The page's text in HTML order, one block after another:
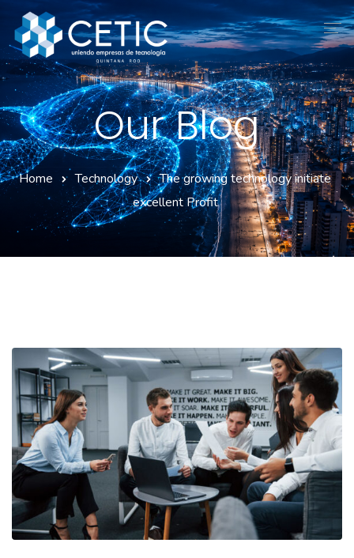
Inicio
Nosotros
Servicios
Afiliados
Convenciones
Our Blog
Home Technology
The growing technology initiate
excellent Profit